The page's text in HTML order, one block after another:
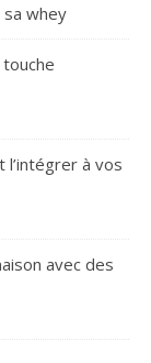
whey
l’intégrer à vos
avec des